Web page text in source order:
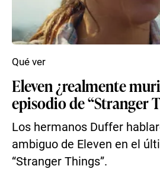
Eleven ¿realmente
episodio de “Stranger
Los hermanos Duffer
ambiguo de Eleven en el
“Stranger Things”.
Qué ver